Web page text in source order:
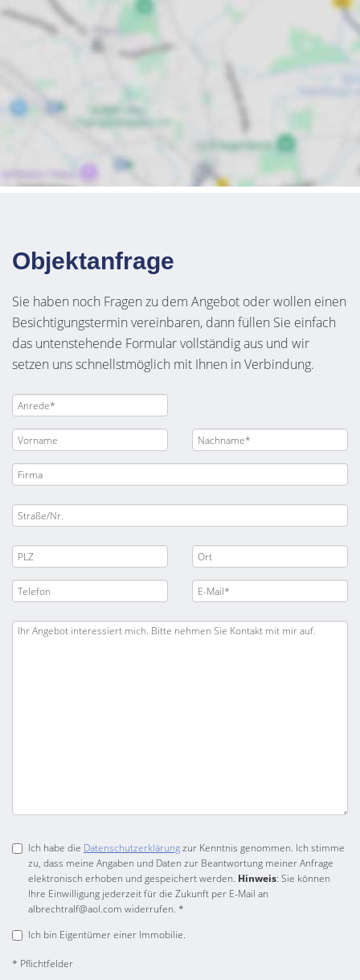
Objektanfrage
Sie haben noch Fragen zu dem Angebot oder wollen einen
Besichtigungstermin vereinbaren, dann füllen Sie einfach
das untenstehende Formular vollständig aus und wir
setzen uns schnellstmöglich mit Ihnen in Verbindung.
Ich habe die Datenschutzerklärungzur Kenntnis genommen. Ich stimme
zu, dass meine Angaben und Daten zur Beantwortung meiner Anfrage
elektronisch erhoben und gespeichert werden. Hinweis: Sie können
Ihre Einwilligung jederzeit für die Zukunft per E-Mail an
albrechtralf@aol.com widerrufen. *
Ich bin Eigentümer einer Immobilie.
* Pflichtfelder